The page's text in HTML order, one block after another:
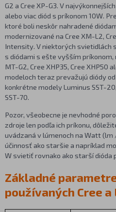
G2 a Cree XP-G3. V
alebo viac diód s príkonom 10W.
ktoré boli neskôr nahradené
modernizované na Cree XM-L2,
Intensity. V niektorých svietidlách
s diódami s ešte vyšším príkonom,
MT-G2, Cree XHP35, Cree XHP50
modeloch teraz prevažujú diódy
konkrétne modely Luminus SST-
SST-70.
Pozor, všeobecne je nevhodné
zdroje len podľa ich príkonu,
uvádzaná v lúmenoch na Watt
účinnosť ako staršie a napríklad
W svietiť rovnako ako starší dióda
Základné
používaných Cree a